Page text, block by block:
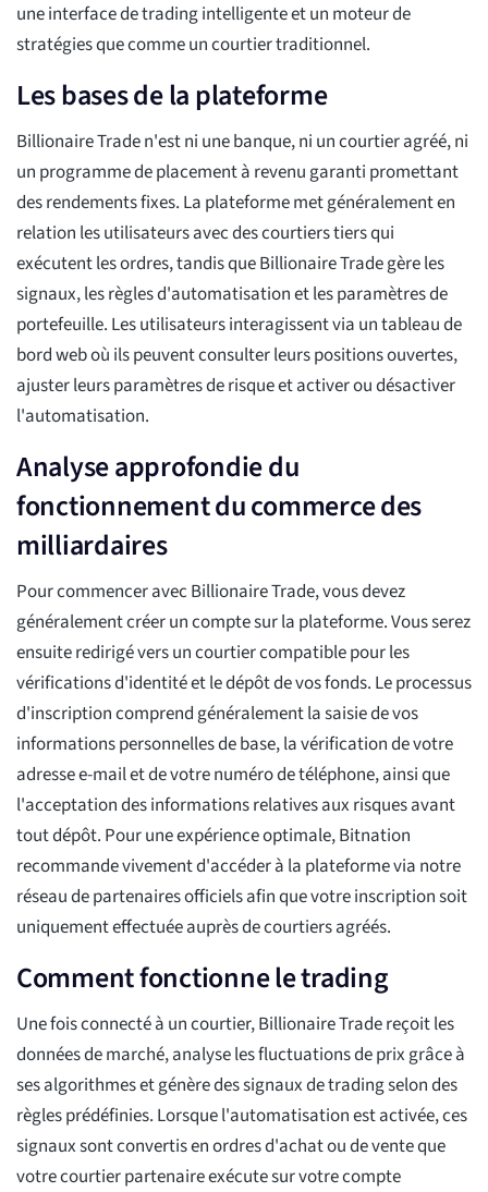
une interface de trading intelligente et un moteur de
stratégies que comme un courtier traditionnel.
Les bases de la plateforme
Billionaire Trade n'est ni une banque, ni un courtier agréé, ni
un programme de placement à revenu garanti promettant
des rendements fixes. La plateforme met généralement en
relation les utilisateurs avec des courtiers tiers qui
exécutent les ordres, tandis que Billionaire Trade gère les
signaux, les règles d'automatisation et les paramètres de
portefeuille. Les utilisateurs interagissent via un tableau de
bord web où ils peuvent consulter leurs positions ouvertes,
ajuster leurs paramètres de risque et activer ou désactiver
l'automatisation.
Analyse approfondie du
fonctionnement du commerce des
milliardaires
Pour commencer avec Billionaire Trade, vous devez
généralement créer un compte sur la plateforme. Vous serez
ensuite redirigé vers un courtier compatible pour les
vérifications d'identité et le dépôt de vos fonds. Le processus
d'inscription comprend généralement la saisie de vos
informations personnelles de base, la vérification de votre
adresse e-mail et de votre numéro de téléphone, ainsi que
l'acceptation des informations relatives aux risques avant
tout dépôt. Pour une expérience optimale, Bitnation
recommande vivement d'accéder à la plateforme via notre
réseau de partenaires officiels afin que votre inscription soit
uniquement effectuée auprès de courtiers agréés.
Comment fonctionne le trading
Une fois connecté à un courtier, Billionaire Trade reçoit les
données de marché, analyse les fluctuations de prix grâce à
ses algorithmes et génère des signaux de trading selon des
règles prédéfinies. Lorsque l'automatisation est activée, ces
signaux sont convertis en ordres d'achat ou de vente que
votre courtier partenaire exécute sur votre compte